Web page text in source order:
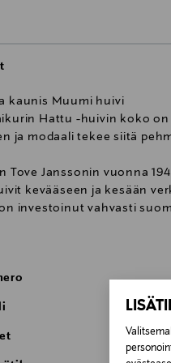
kaunis Muumi huivi
Hattu -huivin koko on
ja modaali tekee siitä
Tove Janssonin vuonna
kevääseen ja kesään
investoinut vahvasti
suomalainen
kestäviä asusteita, jotka
korkealaatuiset